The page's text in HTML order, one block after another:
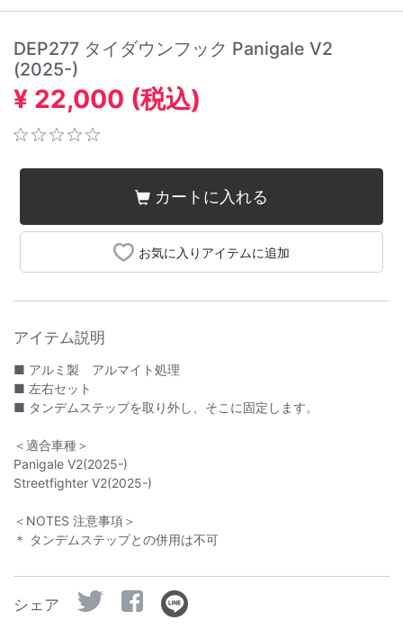
DEP277 タイダウンフック Panigale V2
(2025-)
¥ 22,000 (税込)
カートに入れる
お気に入りアイテムに追加
アイテム説明
■ アルミ製 アルマイト処理
■ 左右セット
■ タンデムステップを取り外し、そこに固定します。
＜適合車種＞
Panigale V2(2025-)
Streetfighter V2(2025-)
＜NOTES 注意事項＞
＊ タンデムステップとの併用は不可
シェア